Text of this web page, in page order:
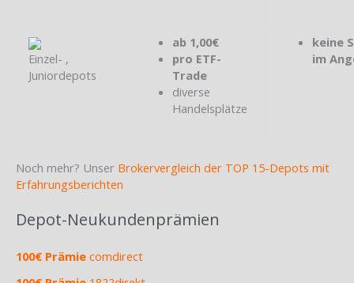
Einzel- ,
Juniordepots
ab 1,00€
pro ETF-
Trade
diverse
Handelsplätze
keine
im
Noch mehr? Unser Brokervergleich der TOP 15-Depots mit
Erfahrungsberichten
Depot-Neukundenprämien
100€ Prämie comdirect